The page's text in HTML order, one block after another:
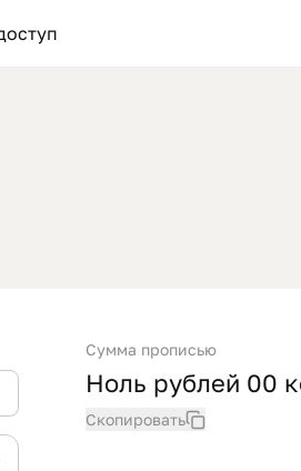
Сумма прописью
Ноль рублей 00
Скопировать